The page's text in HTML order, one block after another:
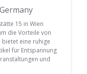
15 in Wien
die Vorteile von
bietet eine ruhige
für Entspannung
und